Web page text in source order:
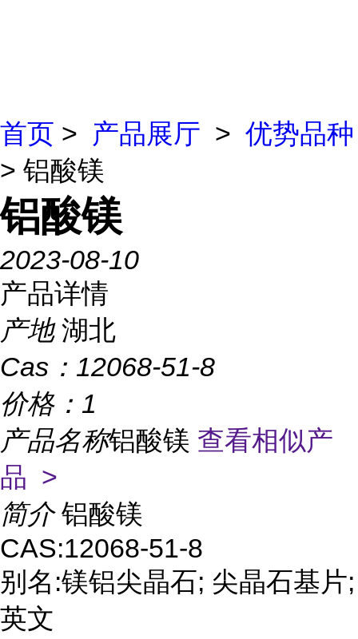
首页 > 产品展厅 > 优势品种
> 铝酸镁
铝酸镁
2023-08-10
产品详情
产地 湖北
Cas： 12068-51-8
价格： 1
产品名称铝酸镁 查看相似产
品 >
简介 铝酸镁
CAS:12068-51-8
别名:镁铝尖晶石; 尖晶石基片;
英文